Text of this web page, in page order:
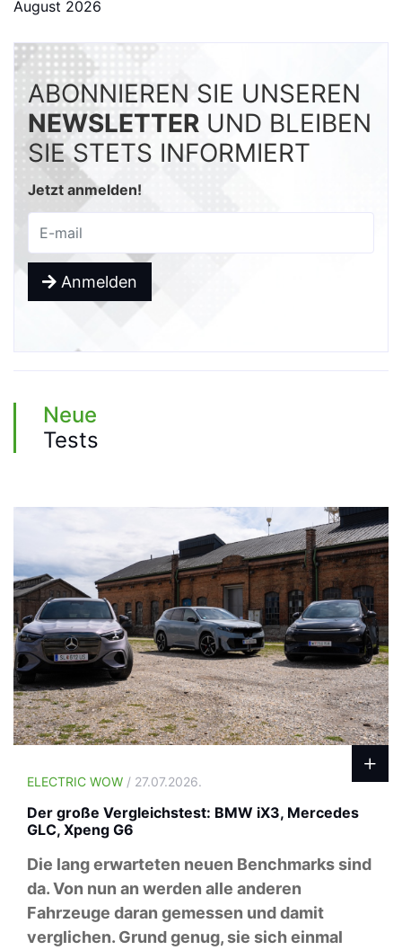
August 2026
ABONNIEREN SIE UNSEREN
NEWSLETTER UND BLEIBEN
SIE STETS INFORMIERT
Jetzt anmelden!
Anmelden
Neue
Tests
ELECTRIC WOW / 27.07.2026.
Der große Vergleichstest: BMW iX3, Mercedes
GLC, Xpeng G6
Die lang erwarteten neuen Benchmarks sind
da. Von nun an werden alle anderen
Fahrzeuge daran gemessen und damit
verglichen. Grund genug, sie sich einmal